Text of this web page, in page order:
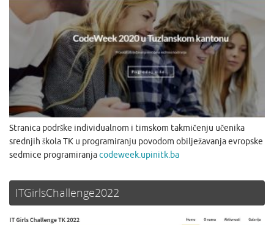
Stranica podrške individualnom i timskom takmičenju učenika
srednjih škola TK u programiranju povodom obilježavanja evropske
sedmice programiranjacodeweek.upinitk.ba
ITGirlsChallenge2022